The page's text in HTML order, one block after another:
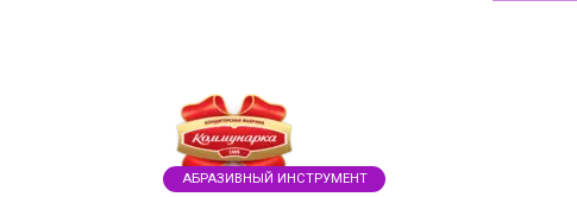
АБРАЗИВНЫЙ ИНСТРУМЕНТ